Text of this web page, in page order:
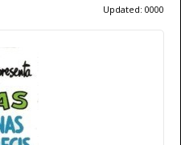
Updated: 0000